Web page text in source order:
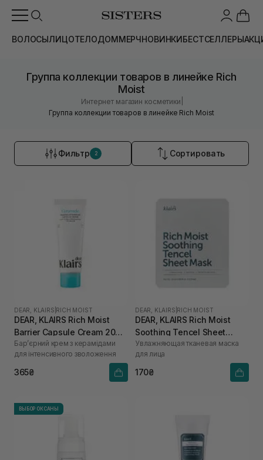
ВОЛОСЫЛИЦОТЕЛОДОММЕРЧНОВИНКИБЕСТСЕЛЛЕРЫ
Группа коллекции товаров в линейке Rich
Moist
Интернет магазин косметики
Группа коллекции товаров в линейке Rich Moist
Фильтр 2 Сортировать
DEAR, KLAIRS RICH MOIST
DEAR, KLAIRS Rich Moist
Barrier Capsule Cream 20
мл
Бар’єрний крем з керамідами
для інтенсивного зволоження
365₴
DEAR, KLAIRS RICH MOIST
DEAR, KLAIRS Rich Moist
Soothing Tencel Sheet
Mask 1 шт
Увлажняющая тканевая маска
для лица
170₴
ВЫБОР ОКСАНЫ